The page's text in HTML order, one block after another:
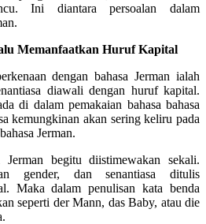
Ini diantara persoalan dalam
Memanfaatkan Huruf Kapital
dengan bahasa Jerman ialah
diawali dengan huruf kapital.
di dalam pemakaian bahasa bahasa
kemungkinan akan sering keliru pada
Jerman.
begitu diistimewakan sekali.
gender, dan senantiasa ditulis
Maka dalam penulisan kata benda
seperti der Mann, das Baby, atau die